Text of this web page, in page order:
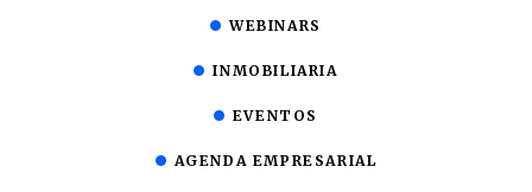
WEBINARS
INMOBILIARIA
EVENTOS
AGENDA EMPRESARIAL